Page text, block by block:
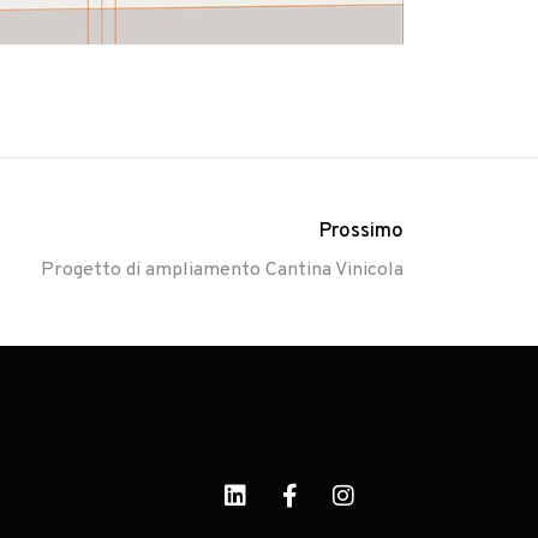
Prossimo
Progetto di ampliamento Cantina Vinicola